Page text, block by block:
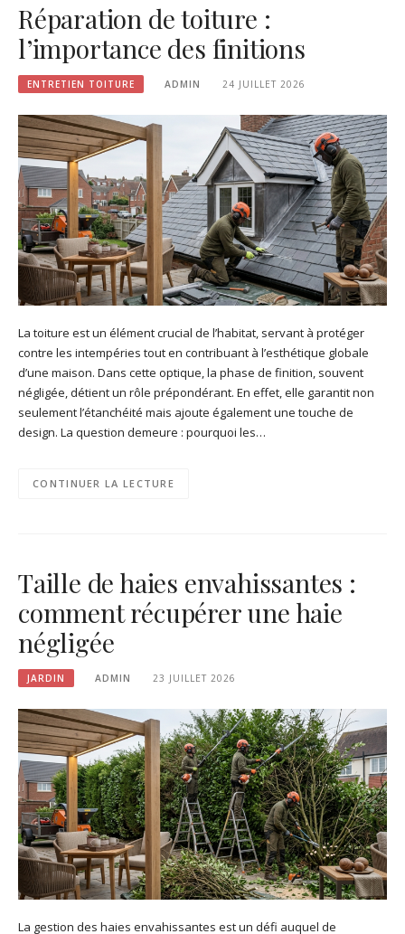
Réparation de toiture :
l’importance des finitions
ENTRETIEN TOITURE ADMIN 24 JUILLET 2026
La toiture est un élément crucial de l’habitat, servant à protéger
contre les intempéries tout en contribuant à l’esthétique globale
d’une maison. Dans cette optique, la phase de finition, souvent
négligée, détient un rôle prépondérant. En effet, elle garantit non
seulement l’étanchéité mais ajoute également une touche de
design. La question demeure : pourquoi les…
CONTINUER LA LECTURE
Taille de haies envahissantes :
comment récupérer une haie
négligée
JARDIN ADMIN 23 JUILLET 2026
La gestion des haies envahissantes est un défi auquel de